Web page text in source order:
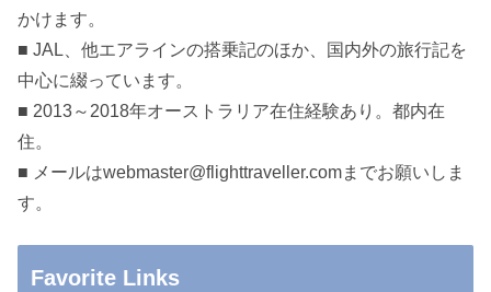
かけます。
■ JAL、他エアラインの搭乗記のほか、国内外の旅行記を
中心に綴っています。
■ 2013～2018年オーストラリア在住経験あり。都内在
住。
■ メールはwebmaster@flighttraveller.comまでお願いしま
す。
Favorite Links